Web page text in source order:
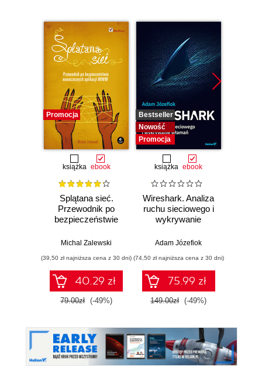
Promocja
książka ebook
Splątana sieć.
Przewodnik po
bezpieczeństwie
aplikacji WWW
Michal Zalewski
(39,50 zł najniższa cena z 30 dni)
40.29 zł
79.00zł (-49%)
Bestseller
Nowość
Promocja
książka ebook
Wireshark. Analiza
ruchu sieciowego i
wykrywanie
Adam Józefiok
(74,50 zł najniższa cena z 30 dni)
75.99 zł
149.00zł (-49%)